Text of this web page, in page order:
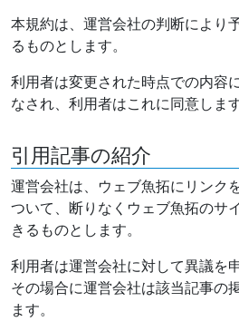
本規約は、運営会社の判断により
るものとします。
利用者は変更された時点での内容
なされ、利用者はこれに同意します
引用記事の紹介
運営会社は、ウェブ魚拓にリンク
ついて、断りなくウェブ魚拓のサ
きるものとします。
利用者は運営会社に対して異議を
その場合に運営会社は該当記事の
ます。